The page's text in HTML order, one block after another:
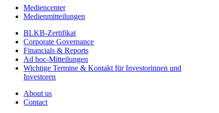
Mediencenter
Medienmitteilungen
BLKB-Zertifikat
Corporate Governance
Financials & Reports
Ad hoc-Mitteilungen
Wichtige Termine & Kontakt für Investorinnen und
Investoren
About us
Contact